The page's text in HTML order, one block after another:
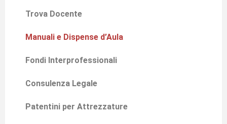
Trova Docente
Manuali e Dispense d’Aula
Fondi Interprofessionali
Consulenza Legale
Patentini per Attrezzature